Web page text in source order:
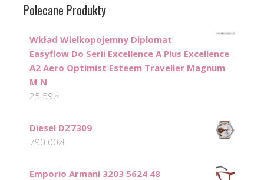
Polecane Produkty
Wkład Wielkopojemny Diplomat
Easyflow Do Serii Excellence A Plus Excellence
A2 Aero Optimist Esteem Traveller Magnum
M N
25.59zł
Diesel DZ7309
790.00zł
Emporio Armani 3203 5624 48